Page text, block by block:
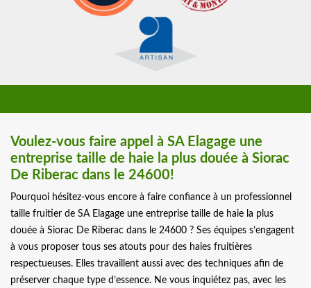
Voulez-vous faire appel à SA Elagage une
entreprise taille de haie la plus douée à Siorac
De Riberac dans le 24600!
Pourquoi hésitez-vous encore à faire confiance à un professionnel
taille fruitier de SA Elagage une entreprise taille de haie la plus
douée à Siorac De Riberac dans le 24600 ? Ses équipes s’engagent
à vous proposer tous ses atouts pour des haies fruitières
respectueuses. Elles travaillent aussi avec des techniques afin de
préserver chaque type d’essence. Ne vous inquiétez pas, avec les